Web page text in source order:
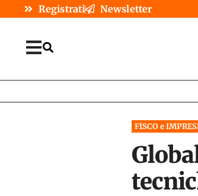
Registrati Newsletter
FISCO e